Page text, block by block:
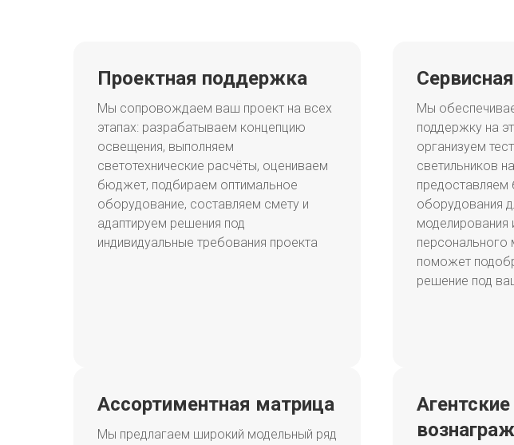
Проектная поддержка
Мы сопровождаем ваш проект на всех
этапах: разрабатываем концепцию
освещения, выполняем
светотехнические расчёты, оцениваем
бюджет, подбираем оптимальное
оборудование, составляем смету и
адаптируем решения под
индивидуальные требования проекта
Мы
поддержку на
организуем
светильников
предоставляем
оборудования
моделирования
поможет
решение под
Ассортиментная матрица
Мы предлагаем широкий модельный ряд
Агентские